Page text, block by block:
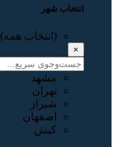
انتخاب شهر
(انتخاب همه)
×
مشهد
تهران
شیراز
اصفهان
کیش